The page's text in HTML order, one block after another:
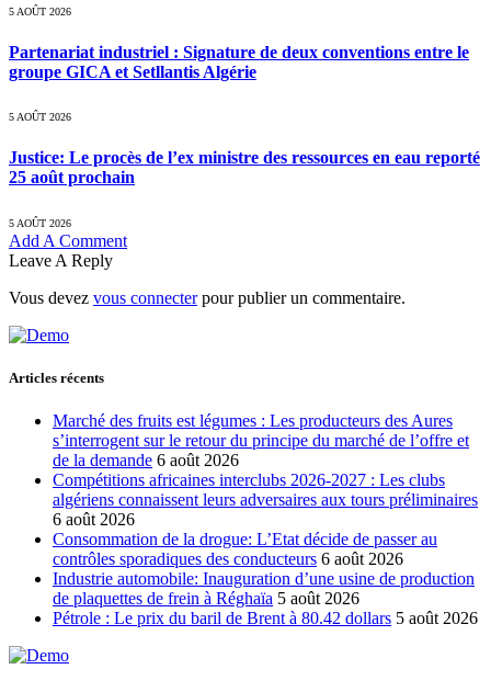
5 AOÛT 2026
Partenariat industriel : Signature de deux conventions entre le
groupe GICA et Setllantis Algérie
5 AOÛT 2026
Justice: Le procès de l’ex ministre des ressources en eau reporté
25 août prochain
5 AOÛT 2026
Add A Comment
Leave A Reply
Vous devez vous connecterpour publier un commentaire.
Articles récents
Marché des fruits est légumes : Les producteurs des Aures
s’interrogent sur le retour du principe du marché de l’offre et
de la demande 6 août 2026
Compétitions africaines interclubs 2026-2027 : Les clubs
algériens connaissent leurs adversaires aux tours préliminaires
6 août 2026
Consommation de la drogue: L’Etat décide de passer au
contrôles sporadiques des conducteurs 6 août 2026
Industrie automobile: Inauguration d’une usine de production
de plaquettes de frein à Réghaïa 5 août 2026
Pétrole : Le prix du baril de Brent à 80.42 dollars 5 août 2026